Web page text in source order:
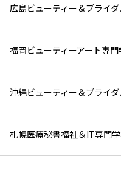
広島ビューティー＆ブライ
福岡ビューティーアート専
沖縄ビューティー＆ブライ
札幌医療秘書福祉＆IT専門